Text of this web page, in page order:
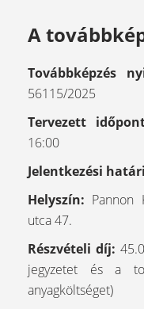
A
Továbbképzés
56115/2025
Tervezett
16:00
Jelentkezési
Helyszín: Pannon
utca 47.
Részvételi díj:
jegyzetet és a
anyagköltséget)